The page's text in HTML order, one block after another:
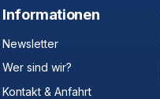
Informationen
Newsletter
Wer sind wir?
Kontakt & Anfahrt